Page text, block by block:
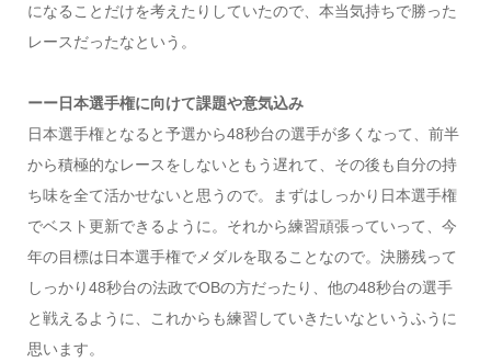
になることだけを考えたりしていたので、本当気持ちで勝った
レースだったなという。
ーー日本選手権に向けて課題や意気込み
日本選手権となると予選から48秒台の選手が多くなって、前半
から積極的なレースをしないともう遅れて、その後も自分の持
ち味を全て活かせないと思うので。まずはしっかり日本選手権
でベスト更新できるように。それから練習頑張っていって、今
年の目標は日本選手権でメダルを取ることなので。決勝残って
しっかり48秒台の法政でOBの方だったり、他の48秒台の選手
と戦えるように、これからも練習していきたいなというふうに
思います。